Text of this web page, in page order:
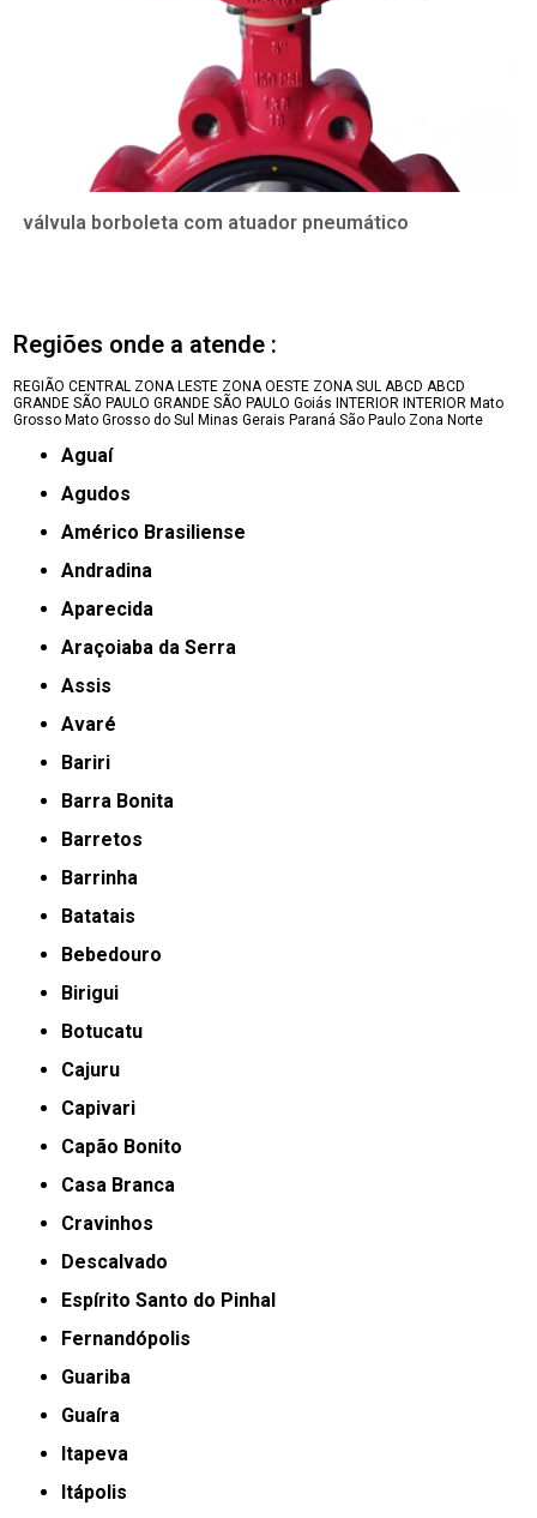
válvula borboleta com atuador pneumático
Regiões onde a atende :
REGIÃO CENTRAL ZONA LESTE ZONA OESTE ZONA SUL ABCD ABCD
GRANDE SÃO PAULO GRANDE SÃO PAULO Goiás INTERIOR INTERIOR Mato
Grosso Mato Grosso do Sul Minas Gerais Paraná São Paulo Zona Norte
Aguaí
Agudos
Américo Brasiliense
Andradina
Aparecida
Araçoiaba da Serra
Assis
Avaré
Bariri
Barra Bonita
Barretos
Barrinha
Batatais
Bebedouro
Birigui
Botucatu
Cajuru
Capivari
Capão Bonito
Casa Branca
Cravinhos
Descalvado
Espírito Santo do Pinhal
Fernandópolis
Guariba
Guaíra
Itapeva
Itápolis